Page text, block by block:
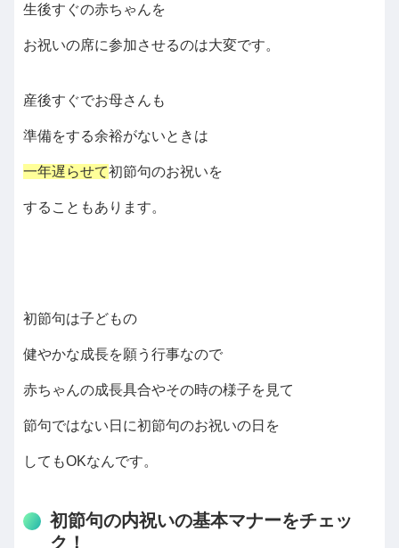
生後すぐの赤ちゃんを
お祝いの席に参加させるのは大変です。
産後すぐでお母さんも
準備をする余裕がないときは
一年遅らせて初節句のお祝いを
することもあります。
初節句は子どもの
健やかな成長を願う行事なので
赤ちゃんの成長具合やその時の様子を見て
節句ではない日に初節句のお祝いの日を
してもOKなんです。
初節句の内祝いの基本マナーをチェッ
ク！